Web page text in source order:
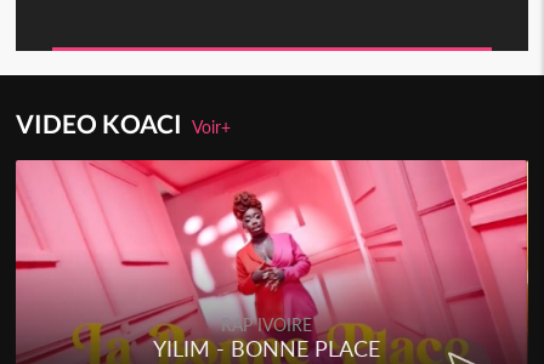
VIDEO KOACIVoir+
RAP IVOIRE
YILIM - BONNE PLACE